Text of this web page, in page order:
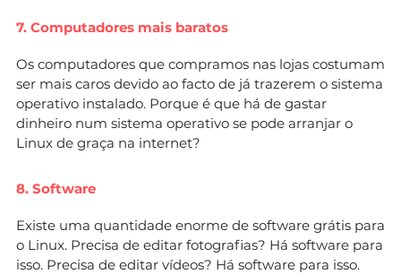
7. Computadores mais baratos
Os computadores que compramos nas lojas costumam
ser mais caros devido ao facto de já trazerem o sistema
operativo instalado. Porque é que há de gastar
dinheiro num sistema operativo se pode arranjar o
Linux de graça na internet?
8. Software
Existe uma quantidade enorme de software grátis para
o Linux. Precisa de editar fotografias? Há software para
isso. Precisa de editar vídeos? Há software para isso.